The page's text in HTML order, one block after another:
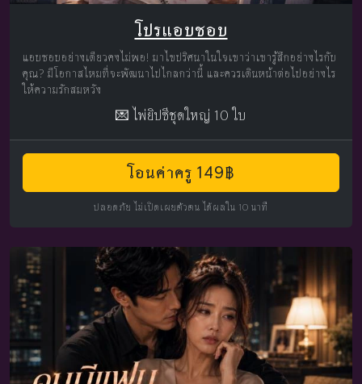
โปรแอบชอบ
แอบชอบอย่างเดียวคงไม่พอ! มาไขปริศนาในใจเขาว่าเขารู้สึกอย่างไรกับ
คุณ? มีโอกาสไหมที่จะพัฒนาไปไกลกว่านี้ และควรเดินหน้าต่อไปอย่างไร
ให้ความรักสมหวัง
💌 ไพ่ยิปซีชุดใหญ่ 10 ใบ
โอนค่าครู 149฿
ปลอดภัย ไม่เปิดเผยตัวตน ได้ผลใน 10 นาที